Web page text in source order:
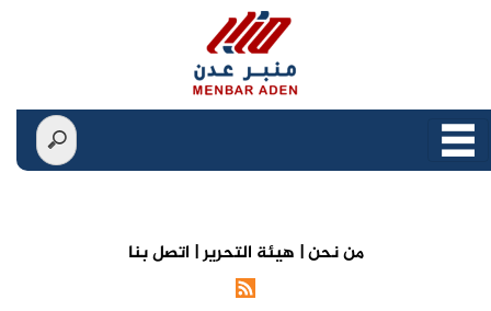
من نحن | هيئة التحرير | اتصل بنا